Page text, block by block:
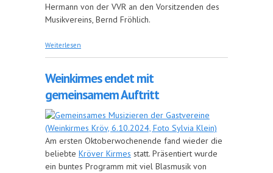
Hermann von der VVR an den Vorsitzenden des
Musikvereins, Bernd Fröhlich.
Weiterlesen
Weinkirmes endet mit
gemeinsamem Auftritt
Am ersten Oktoberwochenende fand wieder die
beliebte Kröver Kirmes statt. Präsentiert wurde
ein buntes Programm mit viel Blasmusik von